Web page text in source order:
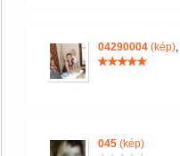
04290004 (kép),
045 (kép)